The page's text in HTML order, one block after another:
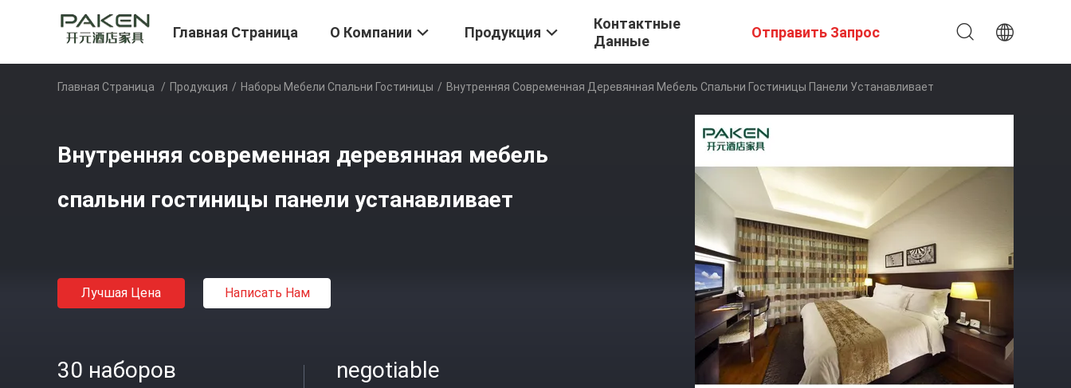
Главная Страница О Компании Продукция
Контактные
Данные
Отправить Запрос
Главная Страница / Продукция / Наборы Мебели Спальни Гостиницы / Внутренняя Современная Деревянная Мебель Спальни Гостиницы Панели Устанавливает
Внутренняя современная деревянная мебель
спальни гостиницы панели устанавливает
Лучшая Цена Написать Нам
30 наборов negotiable